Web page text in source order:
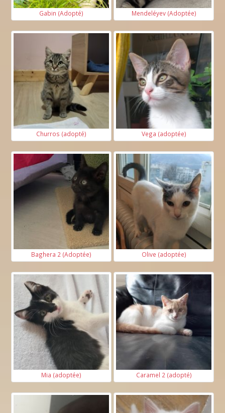
Gabin (Adopté) Mendeléyev (Adoptée)
Churros (adopté) Vega (adoptée)
Baghera 2 (Adoptée) Olive (adoptée)
Mia (adoptée) Caramel 2 (adopté)